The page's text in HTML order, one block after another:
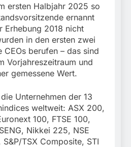
ersten Halbjahr 2025 so
ernannt
Erhebung 2018 nicht
in den ersten zwei
CEOs berufen – das sind
Vorjahreszeitraum und
gemessene Wert.
Unternehmen der 13
weltweit: ASX 200,
100, FTSE 100,
Nikkei 225, NSE
TSX Composite, STI